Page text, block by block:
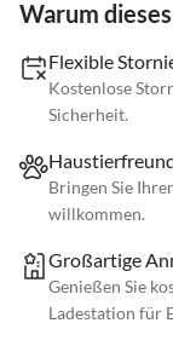
Warum
Flexible
Kostenlose
Sicherheit.
Bringen Sie
willkommen.
Großartige
Genießen Sie
Ladestation für